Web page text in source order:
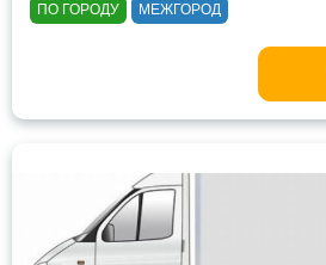
ПО ГОРОДУ МЕЖГОРОД